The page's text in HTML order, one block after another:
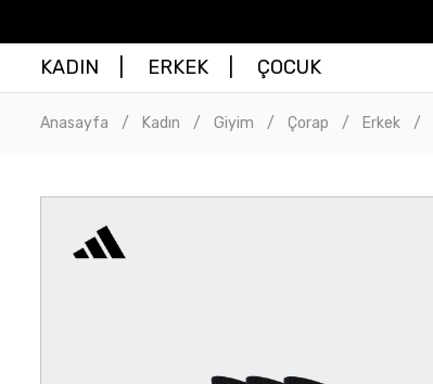
KADIN ERKEK ÇOCUK
Anasayfa / Kadın / Giyim / Çorap / Erkek /